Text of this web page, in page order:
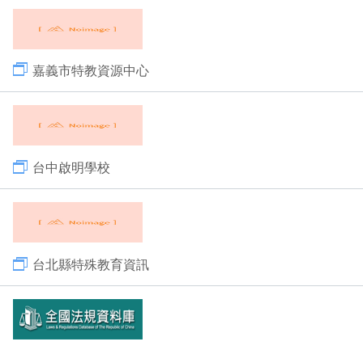
嘉義市特教資源中心
台中啟明學校
台北縣特殊教育資訊